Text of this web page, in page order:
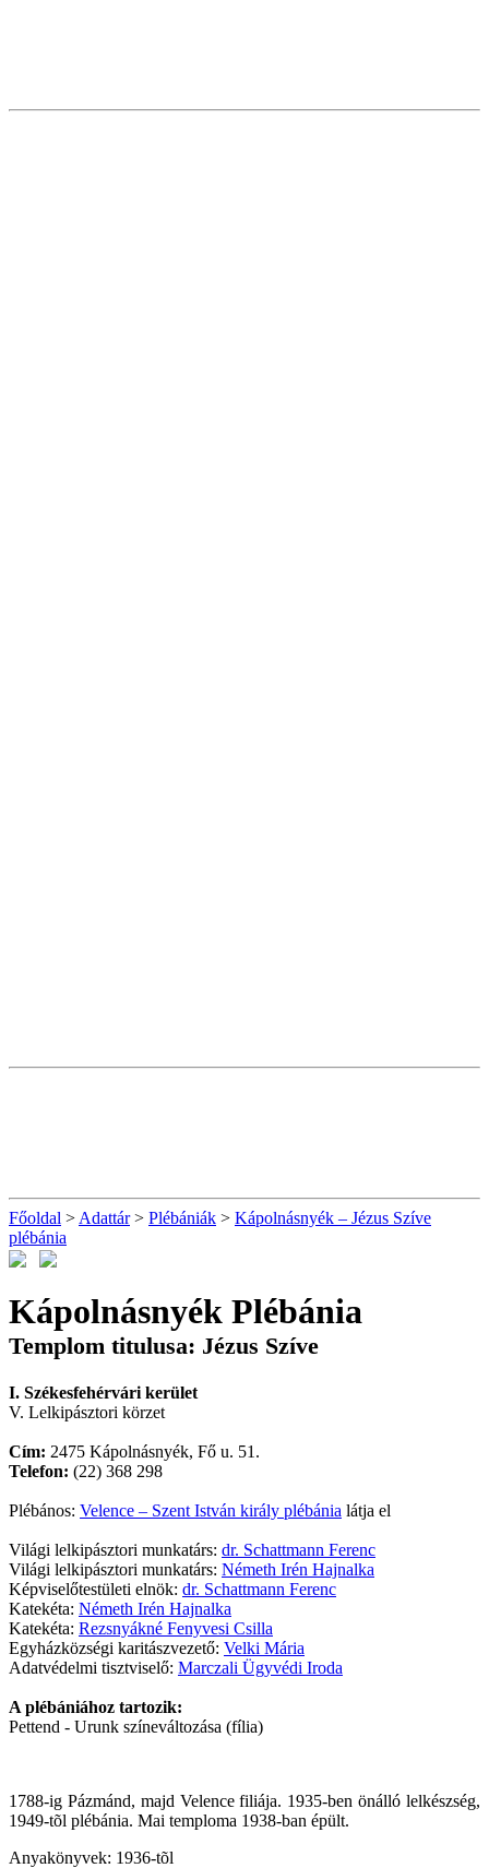
Főoldal > Adattár> Plébániák > Kápolnásnyék – Jézus Szíve
plébánia
Kápolnásnyék Plébánia
Templom titulusa: Jézus Szíve
I. Székesfehérvári kerület
V. Lelkipásztori körzet
Cím: 2475 Kápolnásnyék, Fő u. 51.
Telefon: (22) 368 298
Plébános: Velence – Szent István király plébánia látja el
Világi lelkipásztori munkatárs: dr. Schattmann Ferenc
Világi lelkipásztori munkatárs: Németh Irén Hajnalka
Képviselőtestületi elnök: dr. Schattmann Ferenc
Katekéta: Németh Irén Hajnalka
Katekéta: Rezsnyákné Fenyvesi Csilla
Egyházközségi karitászvezető: Velki Mária
Adatvédelmi tisztviselő: Marczali Ügyvédi Iroda
A plébániához tartozik:
Pettend - Urunk színeváltozása (fília)
1788-ig Pázmánd, majd Velence filiája. 1935-ben önálló lelkészség,
1949-tõl plébánia. Mai temploma 1938-ban épült.
Anyakönyvek: 1936-tõl